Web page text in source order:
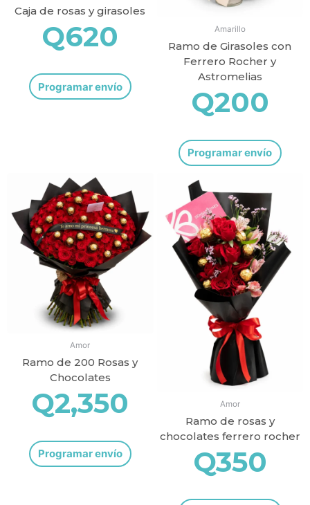
Caja de rosas y girasoles
Q620
Programar envío
Amarillo
Ramo de Girasoles con
Ferrero Rocher y
Astromelias
Q200
Programar envío
Amor
Ramo de 200 Rosas y
Chocolates
Q2,350
Programar envío
Amor
Ramo de rosas y
chocolates ferrero rocher
Q350